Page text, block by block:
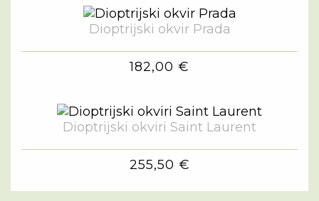
Dioptrijski okvir Prada
182,00 €
Dioptrijski okviri Saint Laurent
255,50 €